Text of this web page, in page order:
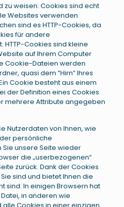
zu weisen: Cookies sind echt
Websites verwenden
sind es HTTP-Cookies, da
für andere
Cookies sind kleine
auf Ihrem Computer
Cookie-Dateien werden
quasi dem “Hirn” Ihres
Cookie besteht aus einem
der Definition eines Cookies
mehrere Attribute angegeben
Nutzerdaten von Ihnen, wie
persönliche
Sie unsere Seite wieder
die „userbezogenen“
zurück. Dank der Cookies
sind und bietet Ihnen die
sind. In einigen Browsern hat
in anderen wie
Cookies in einer einzigen